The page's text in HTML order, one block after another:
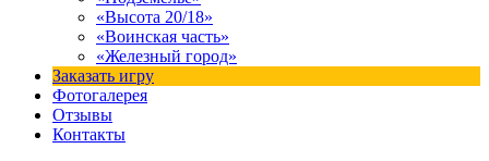
«Высота 20/18»
«Воинская часть»
«Железный город»
Заказать игру
Фотогалерея
Отзывы
Контакты